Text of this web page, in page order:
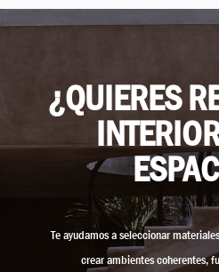
¿QUIERES
Te ayudamos a seleccionar
crear ambientes coherentes,